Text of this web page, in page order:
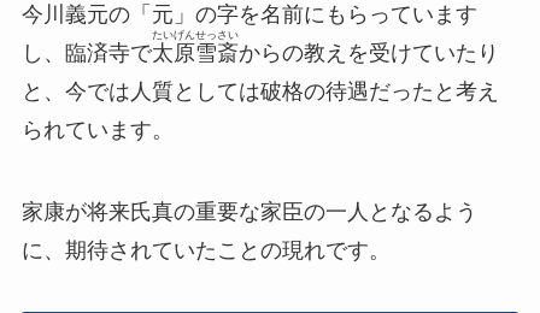
今川義元の「元」の字を名前にもらっています
し、臨済寺で太原雪斎
たいげんせっさい
からの教えを受けていたり
と、今では人質としては破格の待遇だったと考え
られています。
家康が将来氏真の重要な家臣の一人となるよう
に、期待されていたことの現れです。